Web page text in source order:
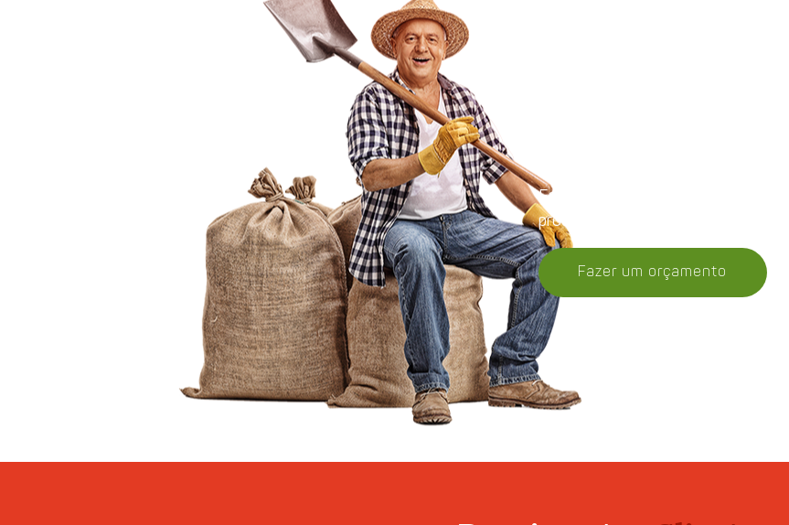
Entre em contato, conheça melhor
produtos e receba uma proposta.
Fazer um orçamento